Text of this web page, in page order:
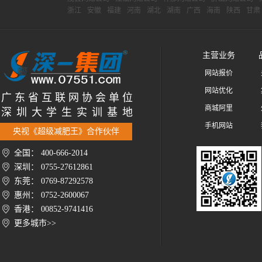
浙江
安徽 福建 河南 湖北 湖南 广西 海南 陕西 甘肃
广 东 省 互 联 网 协 会 单 位
深 圳 大 学 生 实 训 基 地
央视《超级减肥王》合作伙伴
全国： 400-666-2014
深圳： 0755-27612861
东莞： 0769-87292578
惠州： 0752-2600067
香港： 00852-9741416
更多城市>>
主营业务
网站报价
网站优化
商城阿里
手机网站